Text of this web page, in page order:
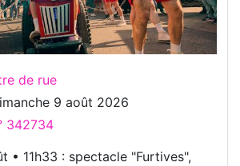
de rue
9 août 2026
342734
• 11h33 : spectacle "Furtives",